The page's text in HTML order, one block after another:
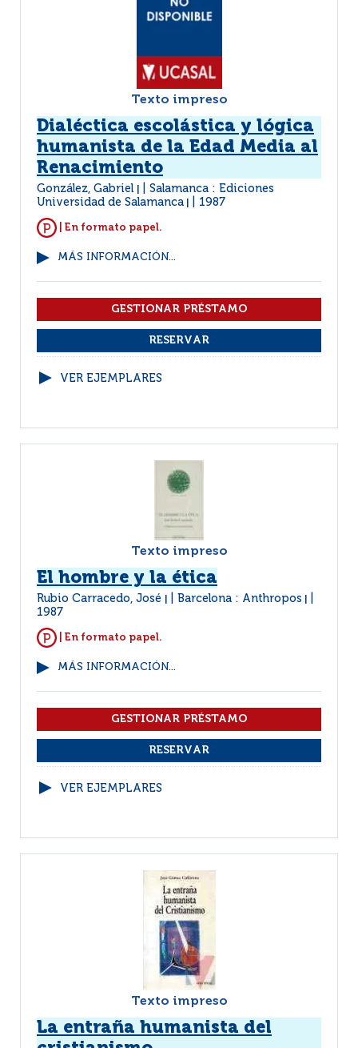
Texto impreso
Dialéctica escolástica y lógica
humanista de la Edad Media al
Renacimiento
González, Gabriel
Salamanca : Ediciones
Universidad de Salamanca
1987
| En formato papel.
MÁS INFORMACIÓN...
VER EJEMPLARES
Texto impreso
El hombre y la ética
Rubio Carracedo, José Barcelona : Anthropos
1987
| En formato papel.
MÁS INFORMACIÓN...
VER EJEMPLARES
Texto impreso
La entraña humanista del